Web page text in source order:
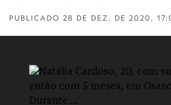
PUBLICADO 28 DE DEZ. DE 2020,